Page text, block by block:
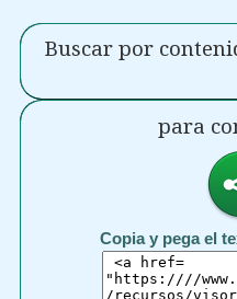
Buscar por
para
Copia y pega el